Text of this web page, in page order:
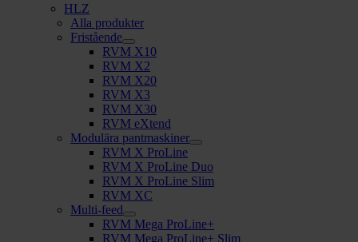
HLZ
Alla produkter
Fristående
RVM X10
RVM X2
RVM X20
RVM X3
RVM X30
RVM eXtend
Modulära pantmaskiner
RVM X ProLine
RVM X ProLine Duo
RVM X ProLine Slim
RVM XC
Multi-feed
RVM Mega ProLine+
RVM Mega ProLine+ Slim